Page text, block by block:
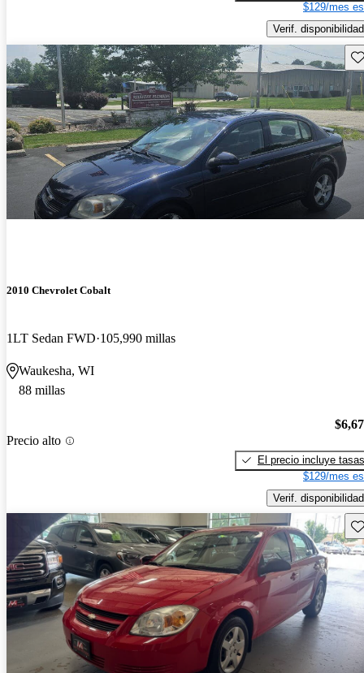
$129/mes
Verif. disponibilidad
2010 Chevrolet Cobalt
1LT Sedan FWD 105,990 millas
Waukesha, WI
88 millas
Precio alto
El precio incluye tasas
$129/mes
Verif. disponibilidad